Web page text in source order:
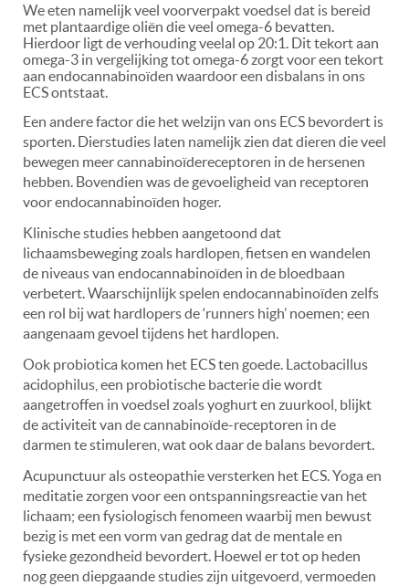
We eten namelijk veel voorverpakt voedsel dat is bereid
met plantaardige oliën die veel omega-6 bevatten.
Hierdoor ligt de verhouding veelal op 20:1. Dit tekort aan
omega-3 in vergelijking tot omega-6 zorgt voor een tekort
aan endocannabinoïden waardoor een disbalans in ons
ECS ontstaat.
Een andere factor die het welzijn van ons ECS bevordert is
sporten. Dierstudies laten namelijk zien dat dieren die veel
bewegen meer cannabinoïdereceptoren in de hersenen
hebben. Bovendien was de gevoeligheid van receptoren
voor endocannabinoïden hoger.
Klinische studies hebben aangetoond dat
lichaamsbeweging zoals hardlopen, fietsen en wandelen
de niveaus van endocannabinoïden in de bloedbaan
verbetert. Waarschijnlijk spelen endocannabinoïden zelfs
een rol bij wat hardlopers de ‘runners high’ noemen; een
aangenaam gevoel tijdens het hardlopen.
Ook probiotica komen het ECS ten goede. Lactobacillus
acidophilus, een probiotische bacterie die wordt
aangetroffen in voedsel zoals yoghurt en zuurkool, blijkt
de activiteit van de cannabinoïde-receptoren in de
darmen te stimuleren, wat ook daar de balans bevordert.
Acupunctuur als osteopathie versterken het ECS. Yoga en
meditatie zorgen voor een ontspanningsreactie van het
lichaam; een fysiologisch fenomeen waarbij men bewust
bezig is met een vorm van gedrag dat de mentale en
fysieke gezondheid bevordert. Hoewel er tot op heden
nog geen diepgaande studies zijn uitgevoerd, vermoeden